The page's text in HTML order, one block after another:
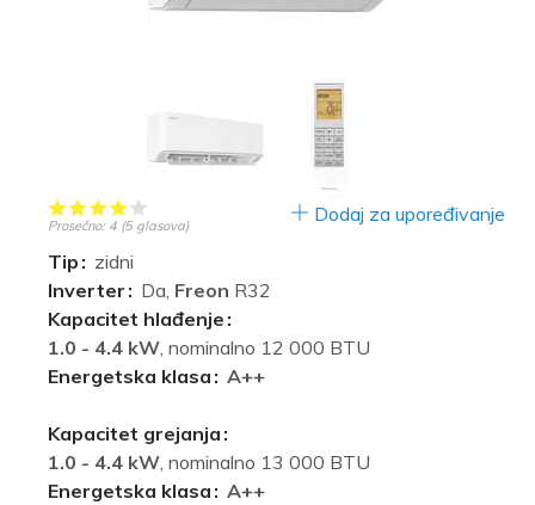
Prosečno: 4 (5glasova)
Tip
zidni
Inverter
Da, Freon R32
Kapacitet hlađenje
1.0 - 4.4 kW, nominalno 12 000 BTU
Energetska klasa
A++
Kapacitet grejanja
1.0 - 4.4 kW, nominalno 13 000 BTU
Energetska klasa
A++
Dodaj za upoređivanje